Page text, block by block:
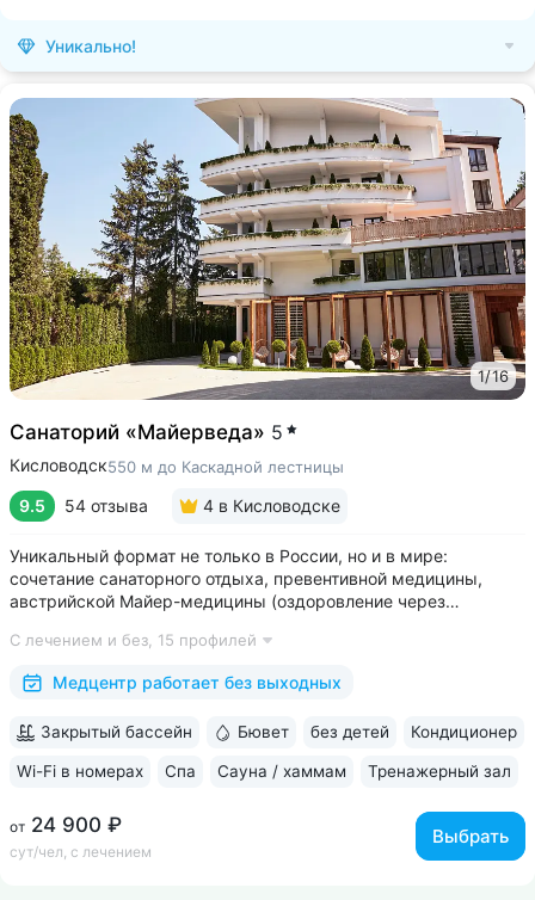
Уникально!
1/16
Санаторий «Майерведа» 5
Кисловодск550 м до Каскадной лестницы
9.5 54 отзыва 4 в Кисловодске
Уникальный формат не только в России, но и в мире:
сочетание санаторного отдыха, превентивной медицины,
австрийской Майер-медицины (оздоровление через
Победитель международной премии The World Luxury Awards.
Премия «Вояж» за лучший велнес-проект...
С лечением и без, 15 профилей
Медцентр работает без выходных
от 24 900 ₽
сут/чел, с лечением
Выбрать
Закрытый бассейн Бювет без детей Кондиционер
Wi-Fi в номерах Спа Сауна / хаммам Тренажерный зал